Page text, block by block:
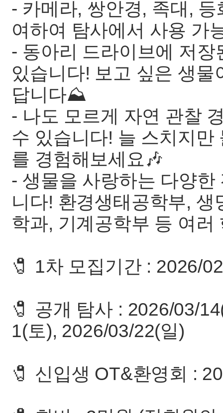
- 카메라, 쌍안경, 족대,
여하여 탐사에서 사용 가
- 동아리 드라이브에 저
있습니다! 보고 싶은 생
답니다⛰️
- 나도 모르게 자연 관찰
수 있습니다! 늘 스치지
를 경험해보세요🎶
- 생물을 사랑하는 다양
니다! 환경생태공학부,
학과, 기계공학부 등 여
🧷 1차 모집기간 : 2026/
🧷 공개 탐사 : 2026/03/
1(토), 2026/03/22(일)
🧷 신입생 OT&환영회 :